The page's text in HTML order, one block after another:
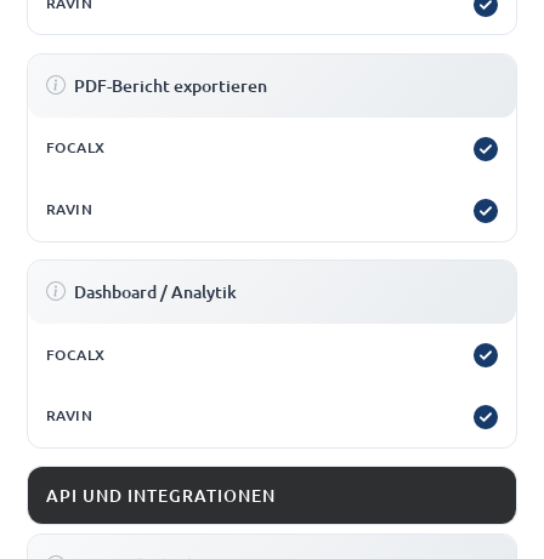
PDF-Bericht exportieren
Dashboard / Analytik
API UND INTEGRATIONEN